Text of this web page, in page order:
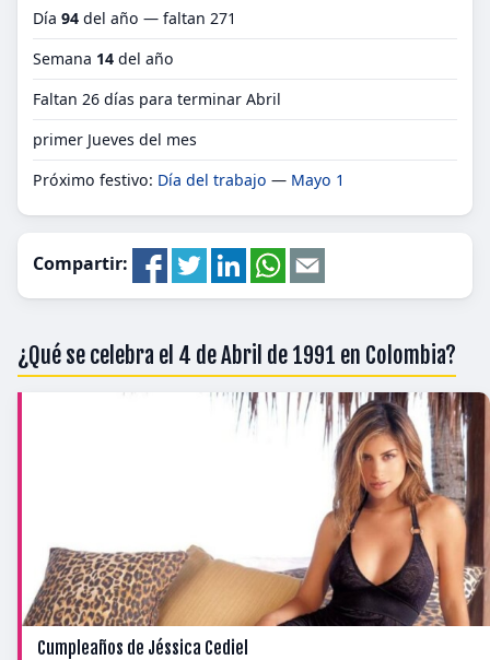
Día 94 del año — faltan 271
Semana 14 del año
Faltan 26 días para terminar Abril
primer Jueves del mes
Próximo festivo: Día del trabajo — Mayo 1
Compartir:
¿Qué se celebra el 4 de Abril de 1991 en Colombia?
Cumpleaños de Jéssica Cediel